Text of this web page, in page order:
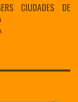
CIUDADES DE